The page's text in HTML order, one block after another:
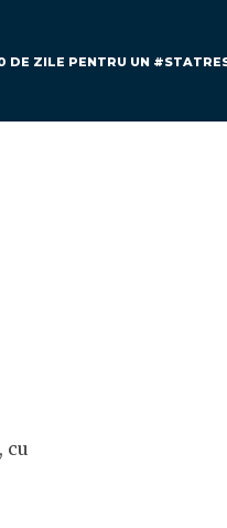
DE ZILE PENTRU UN
cu